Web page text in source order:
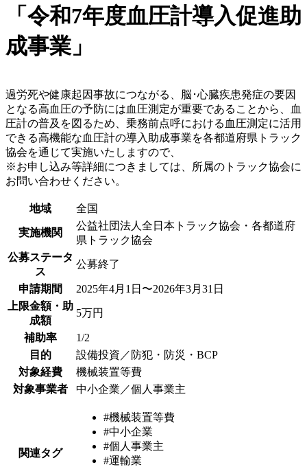
「令和7年度血圧計導入促進助
成事業」
過労死や健康起因事故につながる、脳･心臓疾患発症の要因
となる高血圧の予防には血圧測定が重要であることから、血
圧計の普及を図るため、乗務前点呼における血圧測定に活用
できる高機能な血圧計の導入助成事業を各都道府県トラック
協会を通じて実施いたしますので、
※お申し込み等詳細につきましては、所属のトラック協会に
お問い合わせください。
地域 全国
実施機関
公益社団法人全日本トラック協会・各都道府
県トラック協会
公募ステータ
ス
公募終了
申請期間
2025年4月1日〜2026年3月31日
上限金額・助
成額
5万円
補助率
1/2
目的
設備投資／防犯・防災・BCP
対象経費
機械装置等費
対象事業者
中小企業／個人事業主
関連タグ
#機械装置等費
#中小企業
#個人事業主
#運輸業